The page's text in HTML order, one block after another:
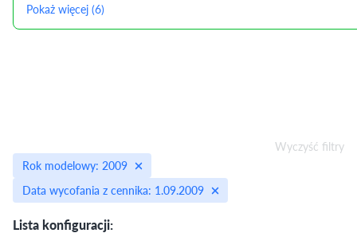
Pokaż więcej (6)
Wyczyść filtry
Rok modelowy: 2009
Data wycofania z cennika: 1.09.2009
Lista konfiguracji: